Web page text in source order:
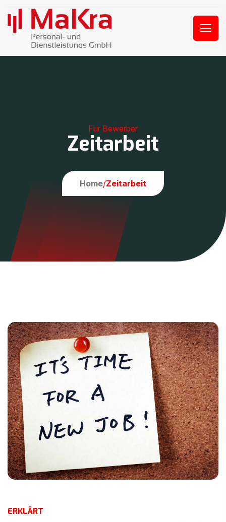
Für Bewerber
Zeitarbeit
Home/Zeitarbeit
ERKLÄRT